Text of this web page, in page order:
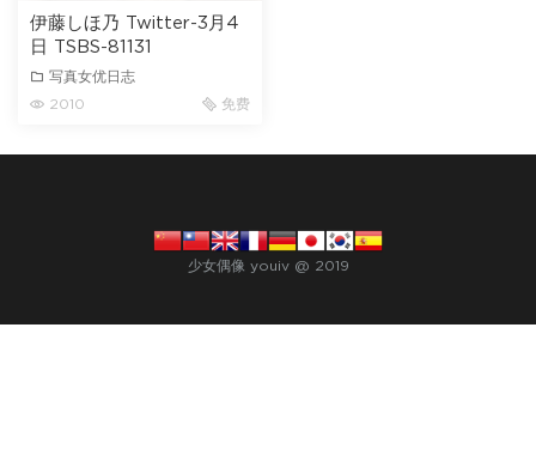
伊藤しほ乃 Twitter-3月4
日 TSBS-81131
写真女优日志
2010
免费
少女偶像 youiv @ 2019